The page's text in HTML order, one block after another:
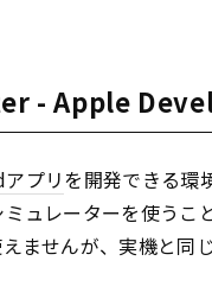
- Apple
アプリを開発できる環
ュレーターを使うこ
ませんが、実機と同